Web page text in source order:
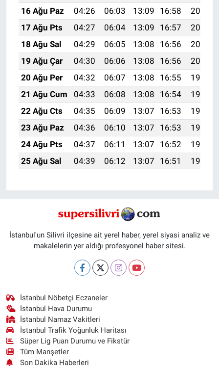
16 Ağu Paz
04:26 06:03 13:09 16:58
20:05
17 Ağu Pts
04:27 06:04 13:09 16:57
20:04
18 Ağu Sal
04:29 06:05 13:08 16:56
20:02
19 Ağu Çar
04:30 06:06 13:08 16:56
20:01
20 Ağu Per
04:32 06:07 13:08 16:55
19:59
21 Ağu Cum
04:33 06:08 13:08 16:54
19:58
22 Ağu Cts
04:35 06:09 13:07 16:53
19:56
23 Ağu Paz
04:36 06:10 13:07 16:53
19:55
24 Ağu Pts
04:37 06:11 13:07 16:52
19:53
25 Ağu Sal
04:39 06:12 13:07 16:51 19:52
İstanbul'un Silivri ilçesine ait yerel haber, yerel siyasi analiz ve
makalelerin yer aldığı profesyonel haber sitesi.
İstanbul Nöbetçi Eczaneler
İstanbul Hava Durumu
İstanbul Namaz Vakitleri
İstanbul Trafik Yoğunluk Haritası
Süper Lig Puan Durumu ve Fikstür
Tüm Manşetler
Son Dakika Haberleri